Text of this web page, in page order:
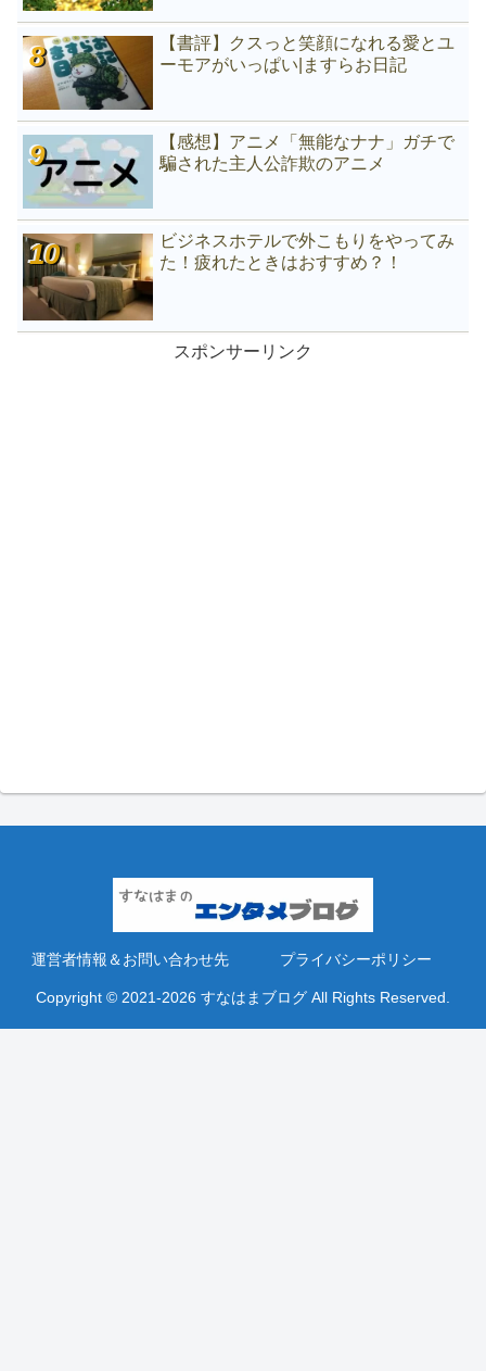
【書評】クスっと笑顔になれる愛とユ
ーモアがいっぱい|ますらお日記
【感想】アニメ「無能なナナ」ガチで
騙された主人公詐欺のアニメ
ビジネスホテルで外こもりをやってみ
た！疲れたときはおすすめ？！
スポンサーリンク
運営者情報＆お問い合わせ先 プライバシーポリシー
Copyright © 2021-2026 すなはまブログ All Rights Reserved.